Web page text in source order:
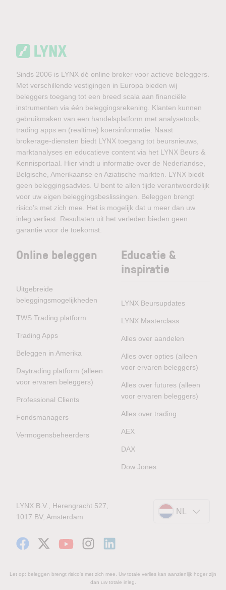
Sinds 2006 is LYNX dé online broker voor actieve beleggers.
Met verschillende vestigingen in Europa bieden wij
beleggers toegang tot een breed scala aan financiële
instrumenten via één beleggingsrekening. Klanten kunnen
gebruikmaken van een handelsplatform met analysetools,
trading apps en (realtime) koersinformatie. Naast
brokerage-diensten biedt LYNX toegang tot beursnieuws,
marktanalyses en educatieve content via het LYNX Beurs &
Kennisportaal. Hier vindt u informatie over de Nederlandse,
Belgische, Amerikaanse en Aziatische markten. LYNX biedt
geen beleggingsadvies. U bent te allen tijde verantwoordelijk
voor uw eigen beleggingsbeslissingen. Beleggen brengt
risico’s met zich mee. Het is mogelijk dat u meer dan uw
inleg verliest. Resultaten uit het verleden bieden geen
garantie voor de toekomst.
Online beleggen
Uitgebreide
beleggingsmogelijkheden
TWS Trading platform
Trading Apps
Beleggen in Amerika
Daytrading platform (alleen
voor ervaren beleggers)
Professional Clients
Fondsmanagers
Vermogensbeheerders
Educatie &
inspiratie
LYNX Beursupdates
LYNX Masterclass
Alles over aandelen
Alles over opties (alleen
voor ervaren beleggers)
Alles over futures (alleen
voor ervaren beleggers)
Alles over trading
AEX
DAX
Dow Jones
LYNX B.V., Herengracht 527,
1017 BV, Amsterdam
NL
Let op: beleggen brengt risico's met zich mee. Uw totale verlies kan aanzienlijk hoger zijn
dan uw totale inleg.